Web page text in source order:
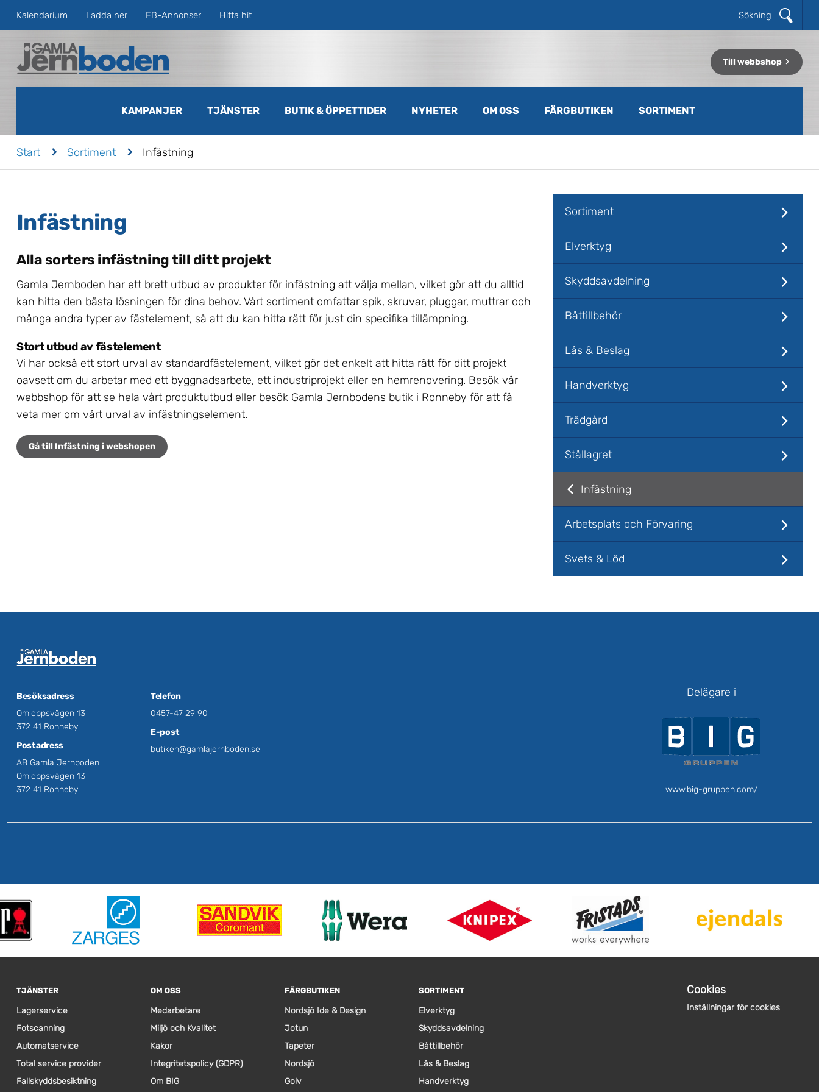
Kalendarium Ladda ner FB-Annonser Hitta hit Sökning
Till webbshop
KAMPANJER TJÄNSTER BUTIK & ÖPPETTIDER NYHETER OM OSS FÄRGBUTIKEN SORTIMENT
Start n Sortiment n Infästning
Infästning
Alla sorters infästning till ditt projekt
Gamla Jernboden har ett brett utbud av produkter för infästning att välja mellan, vilket gör att du alltid
kan hitta den bästa lösningen för dina behov. Vårt sortiment omfattar spik, skruvar, pluggar, muttrar och
många andra typer av fästelement, så att du kan hitta rätt för just din specifika tillämpning.
Stort utbud av fästelement
Vi har också ett stort urval av standardfästelement, vilket gör det enkelt att hitta rätt för ditt projekt
oavsett om du arbetar med ett byggnadsarbete, ett industriprojekt eller en hemrenovering. Besök vår
webbshop för att se hela vårt produktutbud eller besök Gamla Jernbodens butik i Ronneby för att få
veta mer om vårt urval av infästningselement.
Gå till Infästning i webshopen
Sortiment
Elverktyg
Skyddsavdelning
Båttillbehör
Lås & Beslag
Handverktyg
Trädgård
Stållagret
Infästning
Arbetsplats och Förvaring
Svets & Löd
Besöksadress
Omloppsvägen 13
372 41 Ronneby
Postadress
AB Gamla Jernboden
Omloppsvägen 13
372 41 Ronneby
Telefon
0457-47 29 90
E-post
butiken@gamlajernboden.se
Delägare i
www.big-gruppen.com/
TJÄNSTER
Lagerservice
Fotscanning
Automatservice
Total service provider
Fallskyddsbesiktning
OM OSS
Medarbetare
Miljö och Kvalitet
Kakor
Integritetspolicy (GDPR)
Om BIG
FÄRGBUTIKEN
Nordsjö Ide & Design
Jotun
Tapeter
Nordsjö
Golv
SORTIMENT
Elverktyg
Skyddsavdelning
Båttillbehör
Lås & Beslag
Handverktyg
Cookies
Inställningar för cookies